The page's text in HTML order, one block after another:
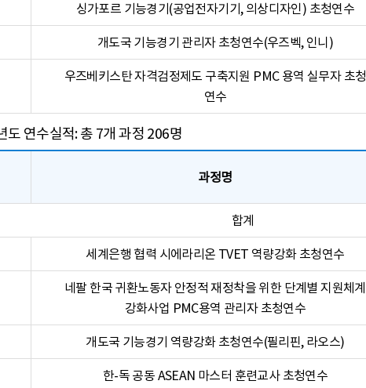
싱가포르 기능경기(공업전자기기, 의상디자인) 초청연수
개도국 기능경기 관리자 초청연수(우즈벡, 인니)
우즈베키스탄 자격검정제도 구축지원 PMC 용역 실무자 초청
연수
도 연수실적: 총 7개 과정 206명
과정명
합계
세계은행 협력 시에라리온 TVET 역량강화 초청연수
네팔 한국 귀환노동자 안정적 재정착을 위한 단계별 지원체계
강화사업 PMC용역 관리자 초청연수
개도국 기능경기 역량강화 초청연수(필리핀, 라오스)
한-독 공동 ASEAN 마스터 훈련교사 초청연수